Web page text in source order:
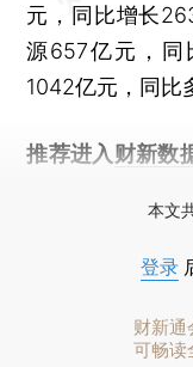
元，同比增长
源657亿元，同
1042亿元，同比
推荐进入 财新数
本文
登录
财新通
可畅读